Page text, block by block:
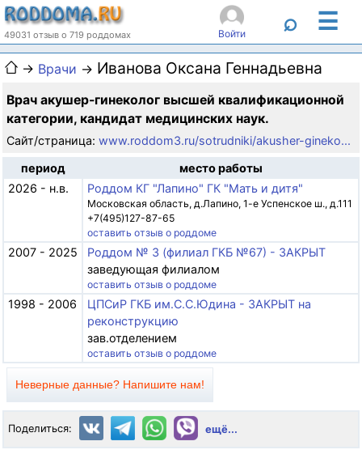
49031 отзыв о 719 роддомах Войти ⌕ ☰
→ Врачи → Иванова Оксана Геннадьевна
Врач акушер-гинеколог высшей квалификационной
категории, кандидат медицинских наук.
Сайт/страница: www.roddom3.ru/sotrudniki/akusher-gineko...
период
место работы
2026 - н.в.
Роддом КГ "Лапино" ГК "Мать и дитя"
Московская область, д.Лапино, 1-е Успенское ш., д.111
+7(495)127-87-65
оставить отзыв о роддоме
2007 - 2025
Роддом № 3 (филиал ГКБ №67) - ЗАКРЫТ
заведующая филиалом
оставить отзыв о роддоме
1998 - 2006
ЦПСиР ГКБ им.С.С.Юдина - ЗАКРЫТ на
реконструкцию
зав.отделением
оставить отзыв о роддоме
Неверные данные? Напишите нам!
Поделиться: ещё...